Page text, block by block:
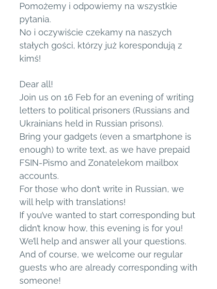
Pomożemy i odpowiemy na wszystkie
pytania.
No i oczywiście czekamy na naszych
stałych gości, którzy już korespondują z
kimś!
Dear all!
Join us on 16 Feb for an evening of writing
letters to political prisoners (Russians and
Ukrainians held in Russian prisons).
Bring your gadgets (even a smartphone is
enough) to write text, as we have prepaid
FSIN-Pismo and Zonatelekom mailbox
accounts.
For those who don’t write in Russian, we
will help with translations!
If you’ve wanted to start corresponding but
didn’t know how, this evening is for you!
We’ll help and answer all your questions.
And of course, we welcome our regular
guests who are already corresponding with
someone!